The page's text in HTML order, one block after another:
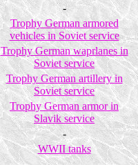
-
Trophy German armored
vehicles in Soviet service
Trophy German waprlanes in
Soviet service
Trophy German artillery in
Soviet service
Trophy German armor in
Slavik service
-
WWII tanks